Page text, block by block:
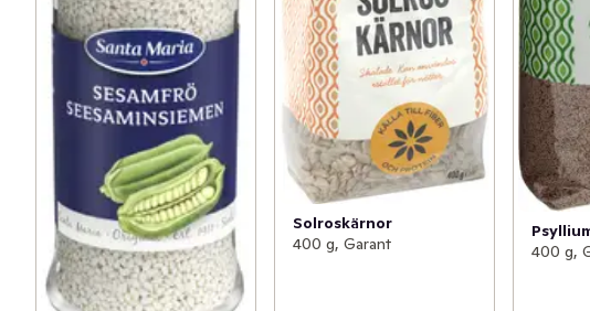
Solroskärnor
400 g, Garant
400 g,